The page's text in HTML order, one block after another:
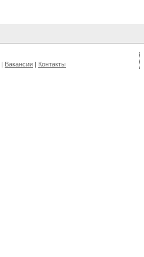
| Вакансии | Контакты